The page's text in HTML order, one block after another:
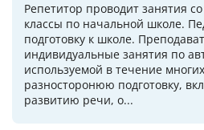
Репетитор проводит занятия
классы по начальной школе.
подготовку к школе.
индивидуальные занятия по
используемой в течение
разносторонюю подготовку,
развитию речи, о...